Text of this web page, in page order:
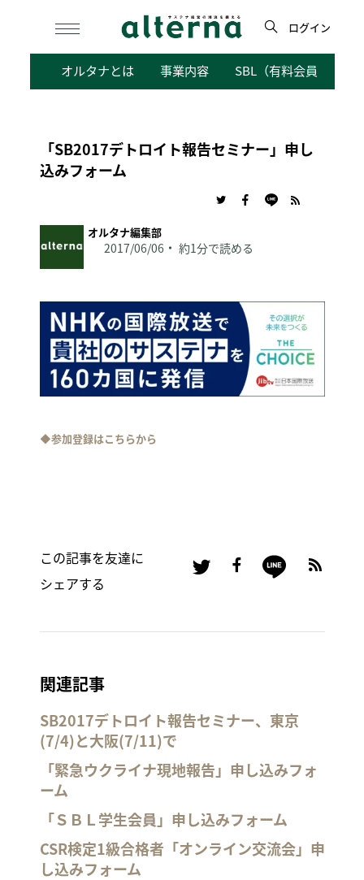
検
ログイン
オルタナとは 事業内容 SBL（有料会員向けサ
「SB2017デトロイト報告セミナー」申し
込みフォーム
オルタナ編集部
2017/06/06 約1分で読める
◆参加登録はこちらから
この記事を友達に
シェアする
関連記事
SB2017デトロイト報告セミナー、東京
(7/4)と大阪(7/11)で
「緊急ウクライナ現地報告」申し込みフォ
ーム
「ＳＢＬ学生会員」申し込みフォーム
CSR検定1級合格者「オンライン交流会」申
し込みフォーム